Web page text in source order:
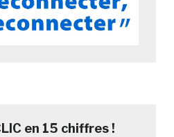
en 15 chiffres !